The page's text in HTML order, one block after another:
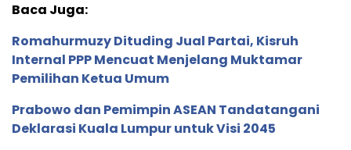
Baca Juga:
Romahurmuzy Dituding Jual Partai, Kisruh
Internal PPP Mencuat Menjelang Muktamar
Pemilihan Ketua Umum
Prabowo dan Pemimpin ASEAN Tandatangani
Deklarasi Kuala Lumpur untuk Visi 2045